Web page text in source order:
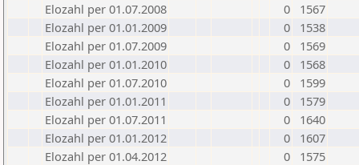
Elozahl per 01.07.2008
0
1567
Elozahl per 01.01.2009
0
1538
Elozahl per 01.07.2009
0
1569
Elozahl per 01.01.2010
0
1568
Elozahl per 01.07.2010
0
1599
Elozahl per 01.01.2011
0
1579
Elozahl per 01.07.2011
0
1640
Elozahl per 01.01.2012
0
1607
Elozahl per 01.04.2012
0
1575